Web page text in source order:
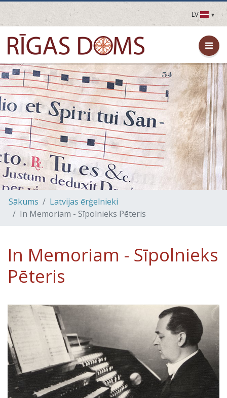
LV
LV
EN
DE
FR
UA
LT
EE
FI
Sākums
Latvijas ērģelnieki
In Memoriam - Sīpolnieks Pēteris
In Memoriam - Sīpolnieks
Pēteris